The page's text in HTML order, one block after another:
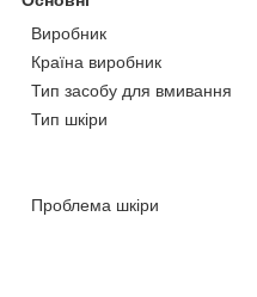
Виробник
Країна виробник
Тип засобу для вмивання
Тип шкіри
Проблема шкіри